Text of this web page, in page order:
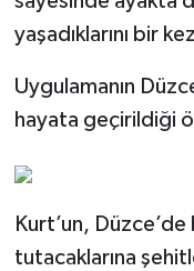
yaşadıklarını bir
Uygulamanın
hayata geçirildiği
Kurt’un,
tutacaklarına